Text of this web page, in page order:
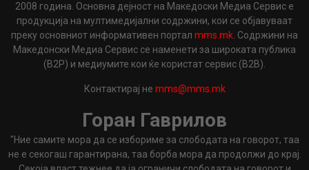
2008 година. Основна дејност на Македоски Медиа Сервис е
продукција на мултимедијални содржини, кои се објавуваат
преку основниот информативен портал mms.mk . Содржини на
Македонски Медиа Сервис се наменети за широката публика
(B2P) и медиумите кои ќе користат сервис (B2B).
Контактирај не mms@mms.mk
Горан Гаврилов
"Ние самите мора да се избориме за слободата на говорот, таа
не е секогаш гарантирана, таа борба мора да продолжи до крај.